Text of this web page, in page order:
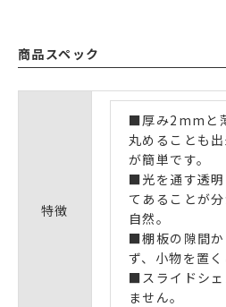
商品スペック
特徴
■厚み2mmと
丸めることも
が簡単です。
■光を通す透
てあることが
自然。
■棚板の隙間
ず、小物を置く
■スライドシェ
ません。